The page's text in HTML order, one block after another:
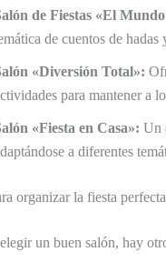
de Fiestas «El
de cuentos de
«Diversión Total»:
para mantener a
«Fiesta en Casa»: Un
a diferentes
organizar la fiesta perfecta
un buen salón, hay